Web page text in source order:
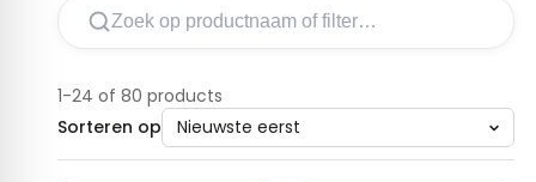
1-24 of 80 products
Sorteren op